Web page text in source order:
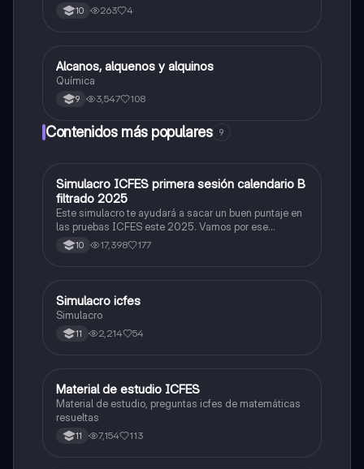
10 263 4
Química
Alcanos, alquenos y alquinos
Química
9 3,547 108
Contenidos más populares 9
ICFES: Matemáticas
Simulacro ICFES primera sesión calendario B
filtrado 2025
Este simulacro te ayudará a sacar un buen puntaje en
las pruebas ICFES este 2025. Vamos por ese
500/500. Y poder ser admitido en la universidad que
quieras, estudiar la carrera que quieres y no la que te
10 17,398 177
ICFES: Lectura Crítica
Simulacro icfes
Simulacro
11 2,214 54
ICFES: Matemáticas
Material de estudio ICFES
Material de estudio, preguntas icfes de matemáticas
resueltas
11 7,154 113